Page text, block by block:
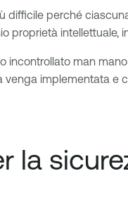
perché
intellettuale,
man
implementata e
la